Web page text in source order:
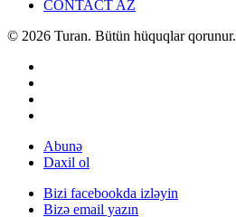
CONTACT AZ
© 2026 Turan. Bütün hüquqlar qorunur.
Abunə
Daxil ol
Bizi facebookda izləyin
Bizə email yazın